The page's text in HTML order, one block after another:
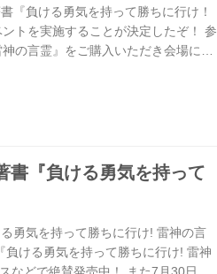
『負ける勇気を持って勝ちに行け！
トを実施することが決定したぞ！ 参
の言霊』をご購入いただき会場にご
気を持って勝ちに行け！雷神の言
日（土）13:00〜14:30（予定） 開
書『負ける勇気を持って
勇気を持って勝ちに行け! 雷神の言
ける勇気を持って勝ちに行け! 雷神